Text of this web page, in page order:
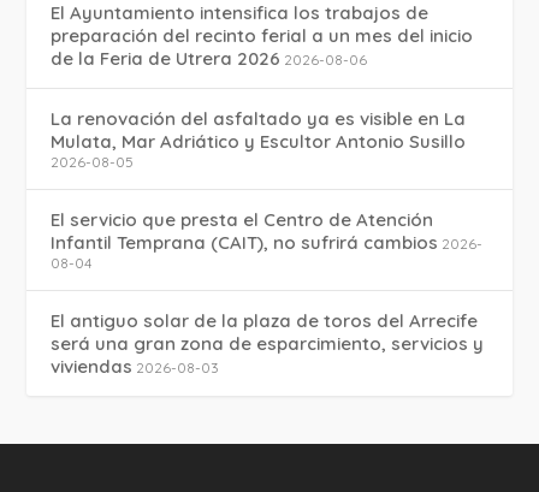
El Ayuntamiento intensifica los trabajos de
preparación del recinto ferial a un mes del inicio
de la Feria de Utrera 2026 2026-08-06
La renovación del asfaltado ya es visible en La
Mulata, Mar Adriático y Escultor Antonio Susillo
2026-08-05
El servicio que presta el Centro de Atención
Infantil Temprana (CAIT), no sufrirá cambios 2026-
08-04
El antiguo solar de la plaza de toros del Arrecife
será una gran zona de esparcimiento, servicios y
viviendas 2026-08-03